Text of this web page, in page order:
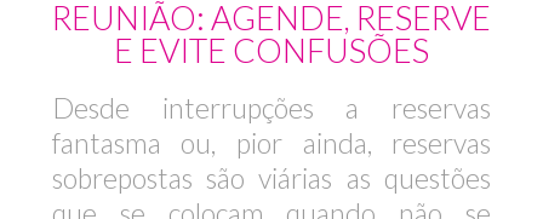
REUNIÃO: AGENDE, RESERVE
E EVITE CONFUSÕES
Desde interrupções a reservas
fantasma ou, pior ainda, reservas
sobrepostas são viárias as questões